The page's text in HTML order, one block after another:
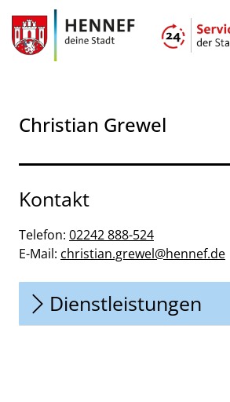
Zum Hauptinhalt springen
Zum Header
Zum Hauptinhalt
Zum Footer
Christian Grewel
Kontakt
Telefon: 02242 888-524
E-Mail: christian.grewel@hennef.de
Dienstleistungen